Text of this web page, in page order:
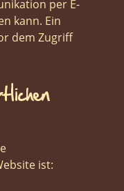
per E-
kann. Ein
dem Zugriff
ist: